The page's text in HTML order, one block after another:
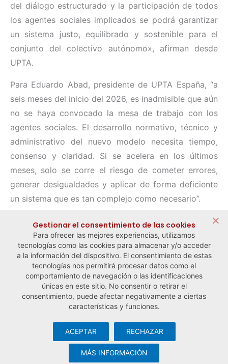
del diálogo estructurado y la participación de todos
los agentes sociales implicados se podrá garantizar
un sistema justo, equilibrado y sostenible para el
conjunto del colectivo autónomo», afirman desde
UPTA.
Para Eduardo Abad, presidente de UPTA España, “a
seis meses del inicio del 2026, es inadmisible que aún
no se haya convocado la mesa de trabajo con los
agentes sociales. El desarrollo normativo, técnico y
administrativo del nuevo modelo necesita tiempo,
consenso y claridad. Si se acelera en los últimos
meses, solo se corre el riesgo de cometer errores,
generar desigualdades y aplicar de forma deficiente
un sistema que es tan complejo como necesario”.
← Noticia anterior Noticia siguiente →
© Observatorio Español de la Economía Social y del Trabajo
Aviso legal y política de privacidad
cookies· Desarrollo web:Visualco
Gestionar el consentimiento de las cookies
Para ofrecer las mejores experiencias, utilizamos
tecnologías como las cookies para almacenar y/o acceder
a la información del dispositivo. El consentimiento de estas
tecnologías nos permitirá procesar datos como el
comportamiento de navegación o las identificaciones
únicas en este sitio. No consentir o retirar el
consentimiento, puede afectar negativamente a ciertas
características y funciones.
ACEPTAR RECHAZAR
MÁS INFORMACIÓN